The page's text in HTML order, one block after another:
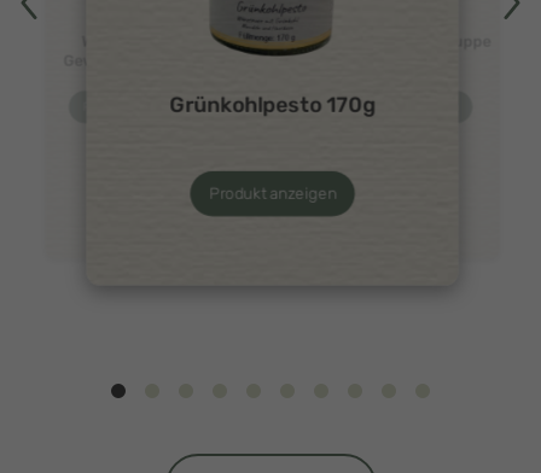
Produkt anzeigenGrünkohlpesto 170g
Produkt anzeigen
Produkt anzeigen